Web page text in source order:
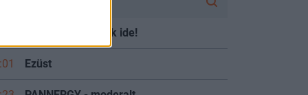
OTP részvényesek ide!
Ezüst